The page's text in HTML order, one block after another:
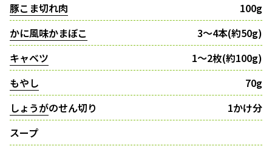
豚こま切れ肉
100g
かに風味かまぼこ
3～4本(約50g)
キャベツ
1～2枚(約100g)
もやし
70g
しょうがのせん切り
1かけ分
スープ